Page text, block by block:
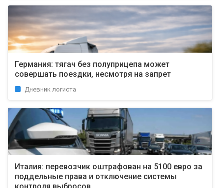
Германия: тягач без полуприцепа может
совершать поездки, несмотря на запрет
Дневник логиста
Италия: перевозчик оштрафован на 5100 евро за
поддельные права и отключение системы